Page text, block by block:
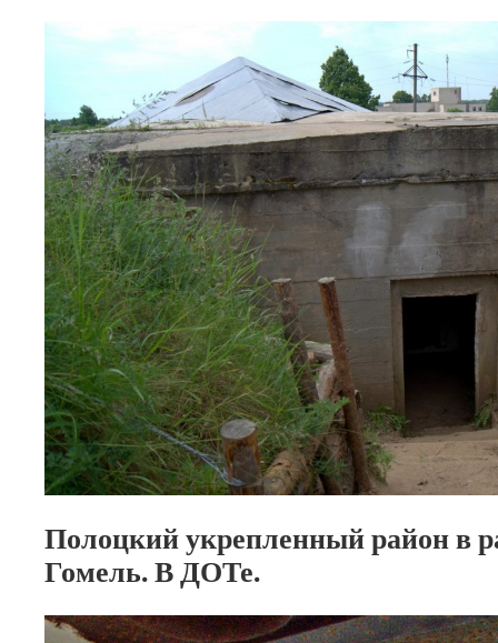
Полоцкий укрепленный район в
Гомель. В ДОТе.